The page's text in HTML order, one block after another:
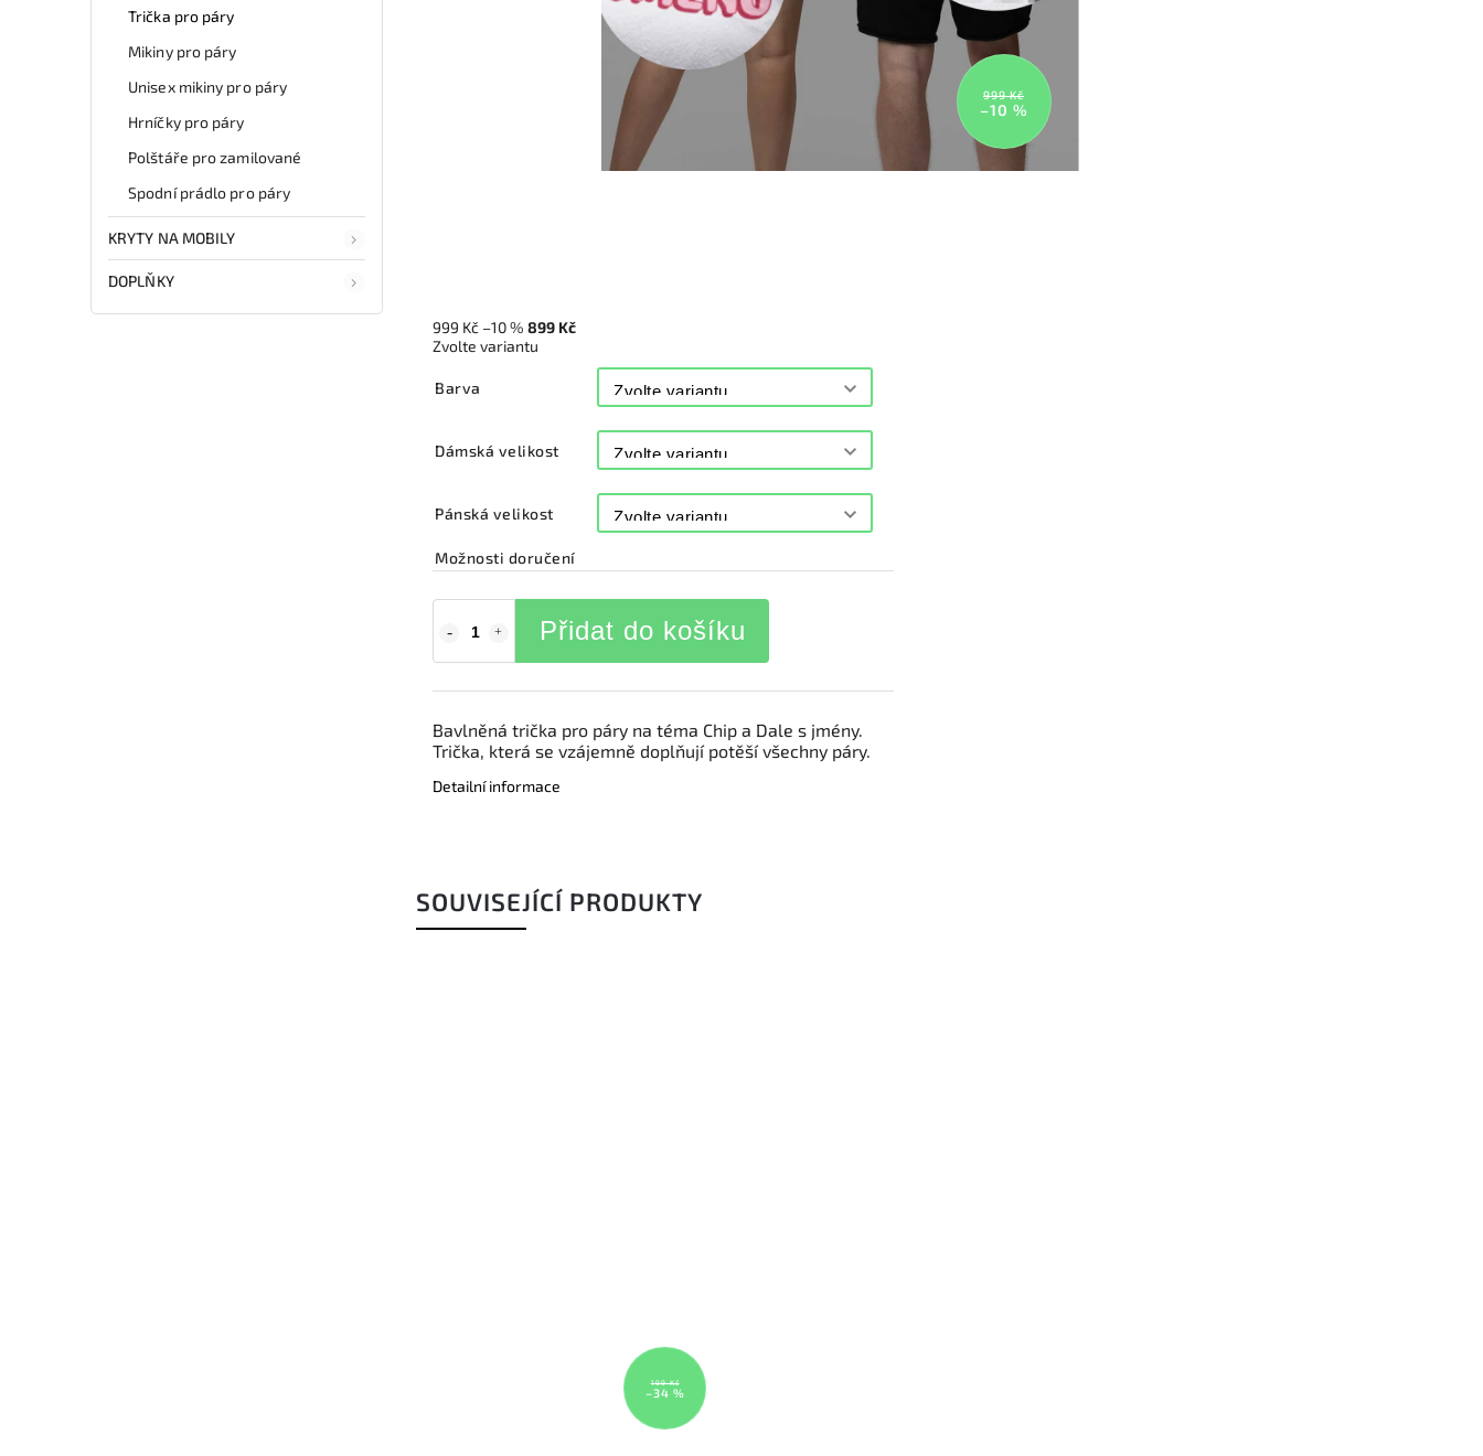
Trička pro páry
Mikiny pro páry
Unisex mikiny pro páry
Hrníčky pro páry
Polštáře pro zamilované
Spodní prádlo pro páry
KRYTY NA MOBILY
DOPLŇKY
999 Kč
–10 %
999 Kč –10 % 899 Kč
Zvolte variantu
Barva
Dámská velikost
Pánská velikost
Možnosti doručení
Přidat do košíku
Bavlněná trička pro páry na téma Chip a Dale s jmény.
Trička, která se vzájemně doplňují potěší všechny páry.
Detailní informace
SOUVISEJÍCÍ PRODUKTY
199 Kč
–34 %